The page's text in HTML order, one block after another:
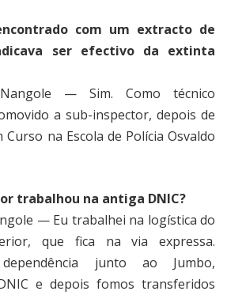
com um extracto de
ser efectivo da extinta
— Sim. Como técnico
a sub-inspector, depois de
na Escola de Polícia Osvaldo
trabalhou na antiga DNIC?
— Eu trabalhei na logística do
que fica na via expressa.
junto ao Jumbo,
e depois fomos transferidos